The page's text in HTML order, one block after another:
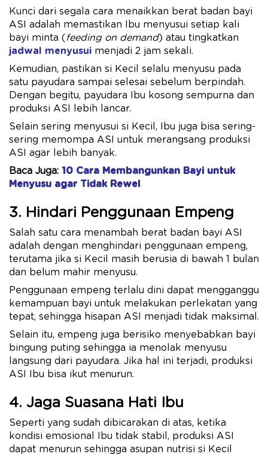
Kunci dari segala cara menaikkan berat badan bayi
ASI adalah memastikan Ibu menyusui setiap kali
bayi minta (feeding on demand) atau tingkatkan
jadwal menyusui menjadi 2 jam sekali.
Kemudian, pastikan si Kecil selalu menyusu pada
satu payudara sampai selesai sebelum berpindah.
Dengan begitu, payudara Ibu kosong sempurna dan
produksi ASI lebih lancar.
Selain sering menyusui si Kecil, Ibu juga bisa sering-
sering memompa ASI untuk merangsang produksi
ASI agar lebih banyak.
Baca Juga: 10 Cara Membangunkan Bayi untuk
Menyusu agar Tidak Rewel
3. Hindari Penggunaan Empeng
Salah satu cara menambah berat badan bayi ASI
adalah dengan menghindari penggunaan empeng,
terutama jika si Kecil masih berusia di bawah 1 bulan
dan belum mahir menyusu.
Penggunaan empeng terlalu dini dapat mengganggu
kemampuan bayi untuk melakukan perlekatan yang
tepat, sehingga hisapan ASI menjadi tidak maksimal.
Selain itu, empeng juga berisiko menyebabkan bayi
bingung puting sehingga ia menolak menyusu
langsung dari payudara. Jika hal ini terjadi, produksi
ASI Ibu bisa ikut menurun.
4. Jaga Suasana Hati Ibu
Seperti yang sudah dibicarakan di atas, ketika
kondisi emosional Ibu tidak stabil, produksi ASI
dapat menurun sehingga asupan nutrisi si Kecil